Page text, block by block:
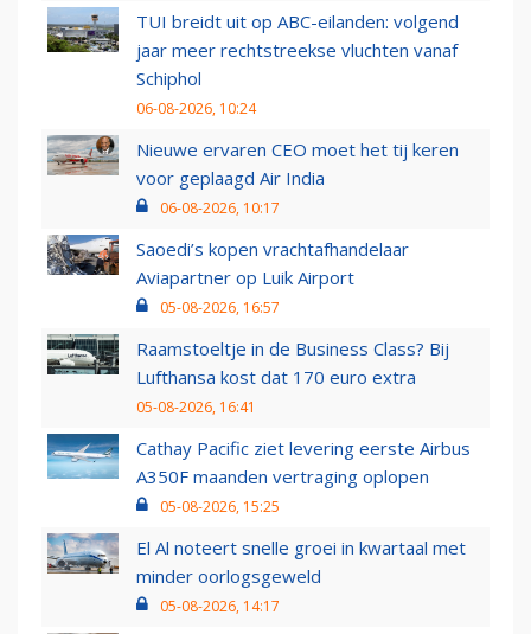
TUI breidt uit op ABC-eilanden: volgend
jaar meer rechtstreekse vluchten vanaf
Schiphol
06-08-2026, 10:24
Nieuwe ervaren CEO moet het tij keren
voor geplaagd Air India
06-08-2026, 10:17
Saoedi’s kopen vrachtafhandelaar
Aviapartner op Luik Airport
05-08-2026, 16:57
Raamstoeltje in de Business Class? Bij
Lufthansa kost dat 170 euro extra
05-08-2026, 16:41
Cathay Pacific ziet levering eerste Airbus
A350F maanden vertraging oplopen
05-08-2026, 15:25
El Al noteert snelle groei in kwartaal met
minder oorlogsgeweld
05-08-2026, 14:17